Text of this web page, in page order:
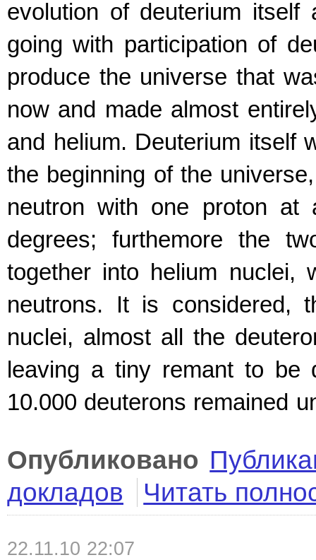
evolution of deuterium
going with participation of
produce the universe that
now and made almost
and helium. Deuterium itself
the beginning of the
neutron with one proton at
degrees; furthemore the
together into helium nuclei,
neutrons. It is considered,
nuclei, almost all the
leaving a tiny remant to
10.000 deuterons remained
Опубликовано
докладов
Читать
22.11.10 22:07